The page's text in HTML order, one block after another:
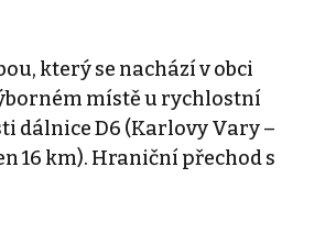
který se nachází v obci
místě u rychlostní
dálnice D6 (Karlovy Vary –
16 km). Hraniční přechod s